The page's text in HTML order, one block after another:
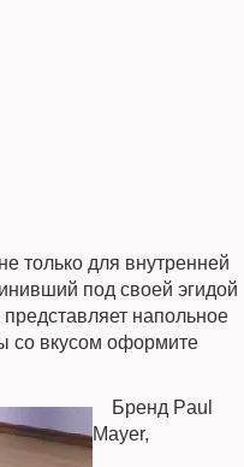
только для внутренней
под своей эгидой
напольное
со вкусом оформите
Бренд Paul
Mayer,